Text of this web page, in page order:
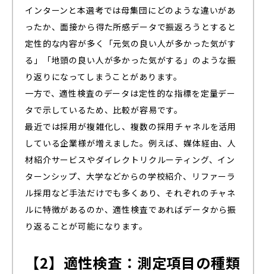
インターンと本選考では母集団にどのような違いがあ
ったか、面接から得た所感データで振返ろうとすると
定性的な内容が多く「元気の良い人が多かった気がす
る」「地頭の良い人が多かった気がする」のような振
り返りになってしまうことがあります。
一方で、適性検査のデータは定性的な指標を定量デー
タで示しているため、比較が容易です。
最近では採用が複雑化し、複数の採用チャネルを活用
している企業様が増えました。例えば、媒体経由、人
材紹介サービスやダイレクトリクルーティング、イン
ターンシップ、大学などからの学校紹介、リファーラ
ル採用など手法だけでも多くあり、それぞれのチャネ
ルに特徴があるのか、適性検査であればデータから振
り返ることが可能になります。
【2】適性検査：測定項目の種類